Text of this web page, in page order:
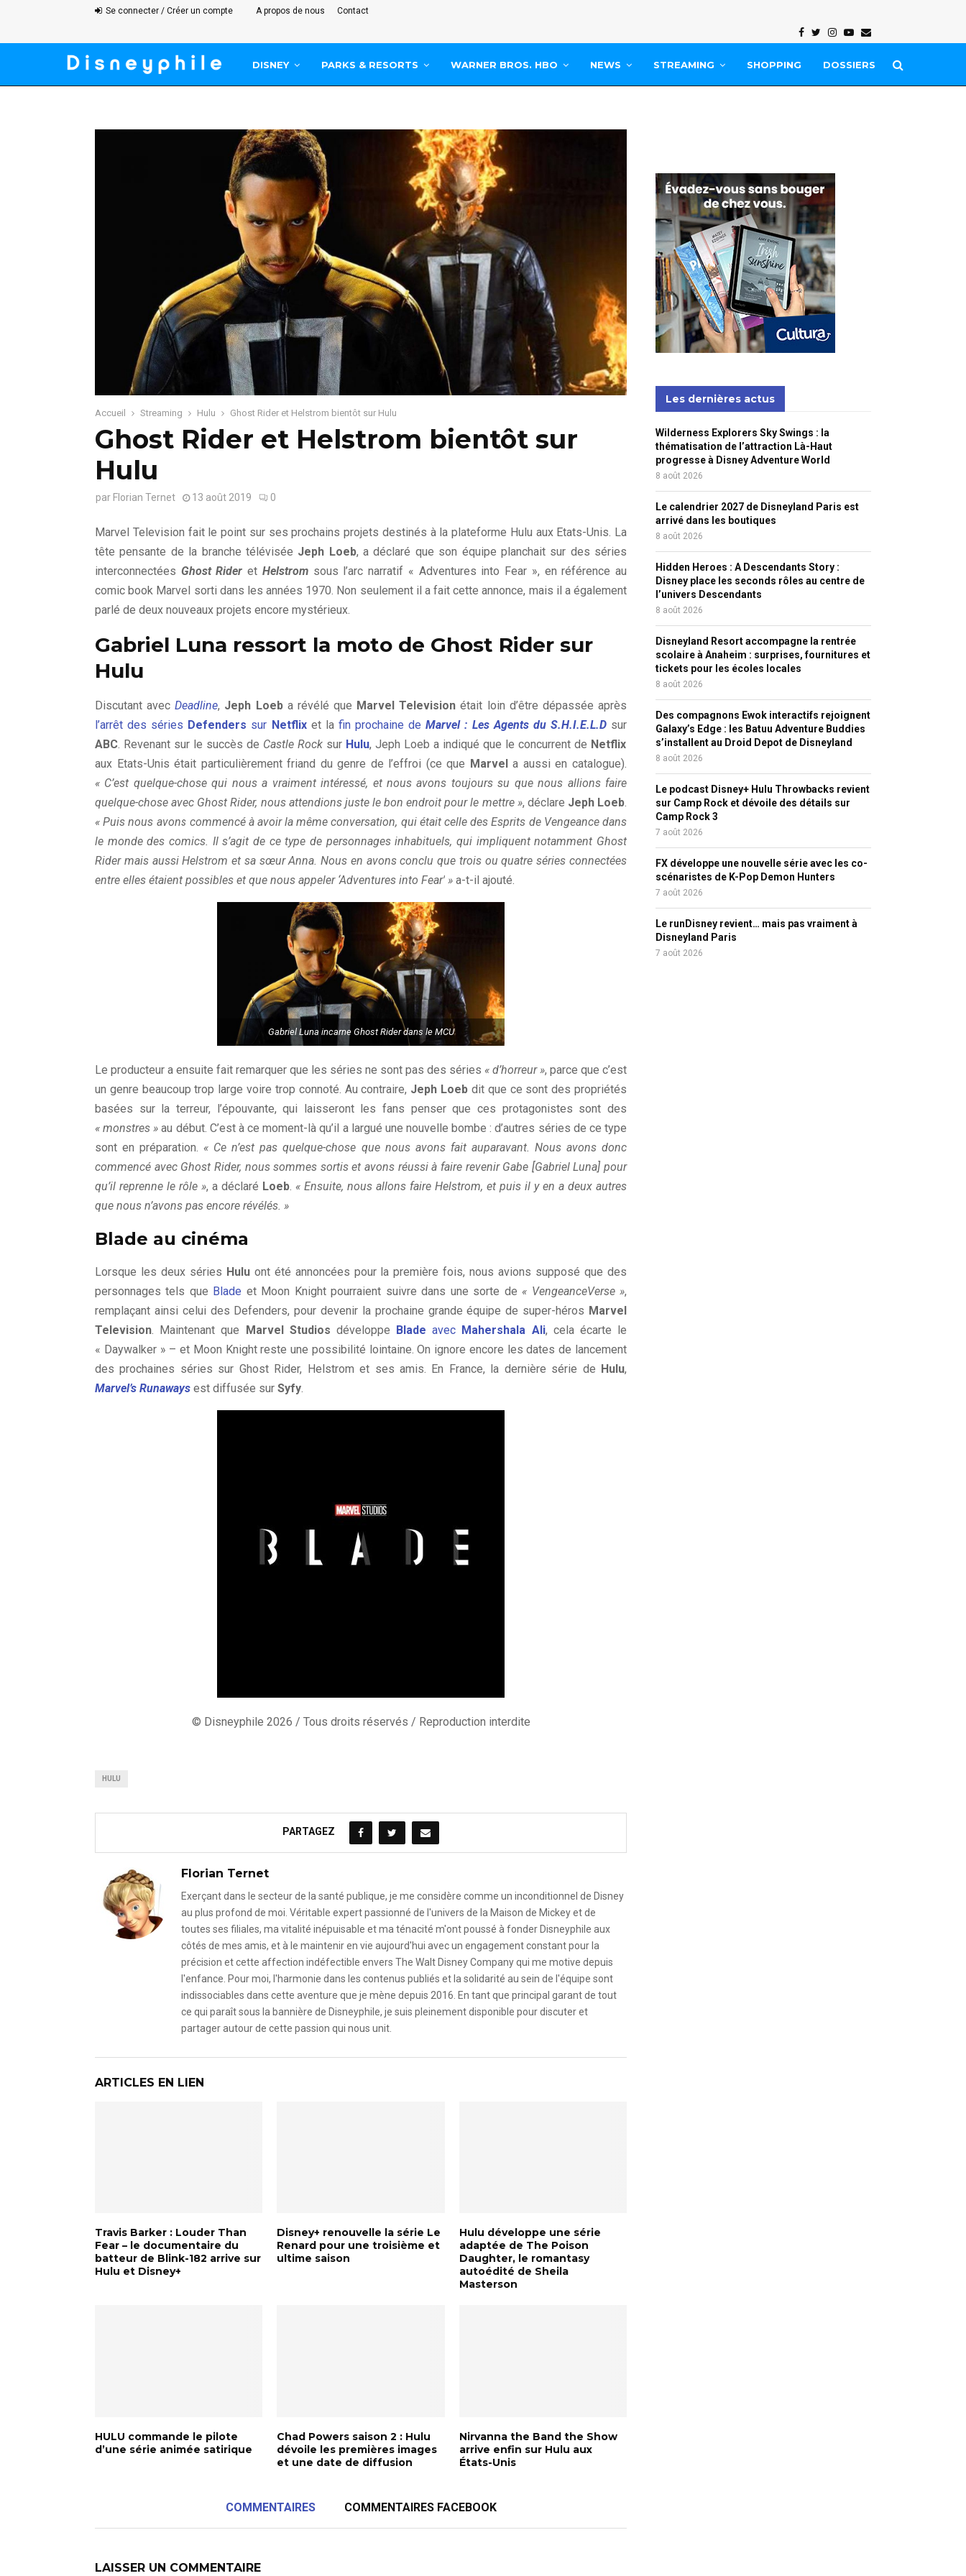
Se connecter / Créer un compte A propos de nous Contact
Facebook
Twitter
Instagram
Youtube
Email
DISNEY PARKS & RESORTS WARNER BROS. HBO NEWS STREAMING SHOPPING DOSSIERS
Accueil Streaming Hulu Ghost Rider et Helstrom bientôt sur Hulu
Ghost Rider et Helstrom bientôt sur
Hulu
par Florian Ternet 13 août 2019 0
Marvel Television fait le point sur ses prochains projets destinés à la plateforme Hulu aux Etats-Unis. La
tête pensante de la branche télévisée Jeph Loeb, a déclaré que son équipe planchait sur des séries
interconnectées Ghost Rider et Helstromsous l’arc narratif « Adventures into Fear », en référence au
comic book Marvel sorti dans les années 1970. Non seulement il a fait cette annonce, mais il a également
parlé de deux nouveaux projets encore mystérieux.
Gabriel Luna ressort la moto de Ghost Rider sur
Hulu
Discutant avecDeadline, Jeph Loeba révélé que Marvel Television était loin d’être dépassée après
l’arrêt des séries Defenders sur Netflixet la fin prochaine deMarvel : Les Agents du S.H.I.E.L.Dsur
ABC. Revenant sur le succès de Castle Rock sur Hulu, Jeph Loeb a indiqué que le concurrent de Netflix
aux Etats-Unis était particulièrement friand du genre de l’effroi (ce que Marvela aussi en catalogue).
« C’est quelque-chose qui nous a vraiment intéressé, et nous avons toujours su que nous allions faire
quelque-chose avec Ghost Rider, nous attendions juste le bon endroit pour le mettre », déclare Jeph Loeb.
« Puis nous avons commencé à avoir la même conversation, qui était celle des Esprits de Vengeance dans
le monde des comics. Il s’agit de ce type de personnages inhabituels, qui impliquent notamment Ghost
Rider mais aussi Helstrom et sa sœur Anna. Nous en avons conclu que trois ou quatre séries connectées
entre elles étaient possibles et que nous appeler ‘Adventures into Fear' » a-t-il ajouté.
Gabriel Luna incarne Ghost Rider dans le MCU
Le producteur a ensuite fait remarquer que les séries ne sont pas des séries « d’horreur », parce que c’est
un genre beaucoup trop large voire trop connoté. Au contraire, Jeph Loeb dit que ce sont des propriétés
basées sur la terreur, l’épouvante, qui laisseront les fans penser que ces protagonistes sont des
« monstres » au début. C’est à ce moment-là qu’il a largué une nouvelle bombe : d’autres séries de ce type
sont en préparation. « Ce n’est pas quelque-chose que nous avons fait auparavant. Nous avons donc
commencé avec Ghost Rider, nous sommes sortis et avons réussi à faire revenir Gabe [Gabriel Luna] pour
qu’il reprenne le rôle », a déclaré Loeb « Ensuite, nous allons faire Helstrom, et puis il y en a deux autres
que nous n’avons pas encore révélés. »
Blade au cinéma
Lorsque les deux séries Huluont été annoncées pour la première fois, nous avions supposé que des
personnages tels que Blade et Moon Knight pourraient suivre dans une sorte de « VengeanceVerse »,
remplaçant ainsi celui des Defenders, pour devenir la prochaine grande équipe de super-héros Marvel
Television . Maintenant que Marvel Studios développe Blade avec Mahershala Ali, cela écarte le
« Daywalker » – et Moon Knight reste une possibilité lointaine. On ignore encore les dates de lancement
des prochaines séries sur Ghost Rider, Helstrom et ses amis. En France, la dernière série de Hulu,
Marvel’s Runaways est diffusée sur Syfy
© Disneyphile 2026 / Tous droits réservés / Reproduction interdite
HULU
PARTAGEZ
Florian Ternet
Exerçant dans le secteur de la santé publique, je me considère comme un inconditionnel de Disney
au plus profond de moi. Véritable expert passionné de l'univers de la Maison de Mickey et de
toutes ses filiales, ma vitalité inépuisable et ma ténacité m'ont poussé à fonder Disneyphile aux
côtés de mes amis, et à le maintenir en vie aujourd'hui avec un engagement constant pour la
précision et cette affection indéfectible envers The Walt Disney Company qui me motive depuis
l'enfance. Pour moi, l'harmonie dans les contenus publiés et la solidarité au sein de l'équipe sont
indissociables dans cette aventure que je mène depuis 2016. En tant que principal garant de tout
ce qui paraît sous la bannière de Disneyphile, je suis pleinement disponible pour discuter et
partager autour de cette passion qui nous unit.
ARTICLES EN LIEN
Travis Barker : Louder Than
Fear – le documentaire du
batteur de Blink-182 arrive sur
Hulu et Disney+
Disney+ renouvelle la série Le
Renard pour une troisième et
ultime saison
Hulu développe une série
adaptée de The Poison
Daughter, le romantasy
autoédité de Sheila
Masterson
HULU commande le pilote
d’une série animée satirique
Chad Powers saison 2 : Hulu
dévoile les premières images
et une date de diffusion
Nirvanna the Band the Show
arrive enfin sur Hulu aux
États-Unis
COMMENTAIRES COMMENTAIRES FACEBOOK
LAISSER UN COMMENTAIRE
Les dernières actus
Wilderness Explorers Sky Swings : la
thématisation de l’attraction Là-Haut
progresse à Disney Adventure World
8 août 2026
Le calendrier 2027 de Disneyland Paris est
arrivé dans les boutiques
8 août 2026
Hidden Heroes : A Descendants Story :
Disney place les seconds rôles au centre de
l’univers Descendants
8 août 2026
Disneyland Resort accompagne la rentrée
scolaire à Anaheim : surprises, fournitures et
tickets pour les écoles locales
8 août 2026
Des compagnons Ewok interactifs rejoignent
Galaxy’s Edge : les Batuu Adventure Buddies
s’installent au Droid Depot de Disneyland
8 août 2026
Le podcast Disney+ Hulu Throwbacks revient
sur Camp Rock et dévoile des détails sur
Camp Rock 3
7 août 2026
FX développe une nouvelle série avec les co-
scénaristes de K-Pop Demon Hunters
7 août 2026
Le runDisney revient… mais pas vraiment à
Disneyland Paris
7 août 2026